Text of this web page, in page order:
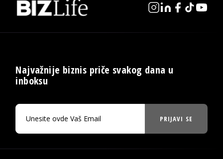
Najvažnije biznis priče svakog dana u
inboksu
PRIJAVI SE